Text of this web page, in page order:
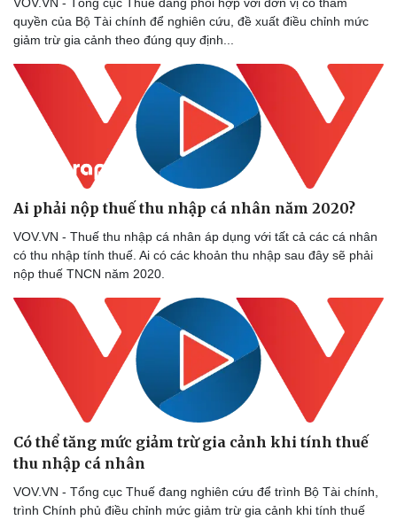
VOV.VN - Tổng cục Thuế đang phối hợp với đơn vị có thẩm
quyền của Bộ Tài chính để nghiên cứu, đề xuất điều chỉnh mức
giảm trừ gia cảnh theo đúng quy định...
Ai phải nộp thuế thu nhập cá nhân năm 2020?
VOV.VN - Thuế thu nhập cá nhân áp dụng với tất cả các cá nhân
có thu nhập tính thuế. Ai có các khoản thu nhập sau đây sẽ phải
nộp thuế TNCN năm 2020.
Có thể tăng mức giảm trừ gia cảnh khi tính thuế
thu nhập cá nhân
VOV.VN - Tổng cục Thuế đang nghiên cứu để trình Bộ Tài chính,
trình Chính phủ điều chỉnh mức giảm trừ gia cảnh khi tính thuế